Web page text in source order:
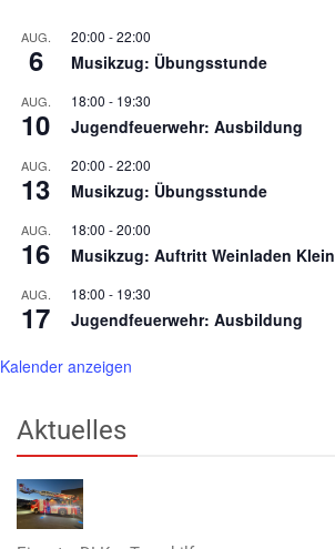
AUG.
6
20:00 -22:00
Musikzug: Übungsstunde
AUG.
10
18:00 - 19:30
Jugendfeuerwehr: Ausbildung
AUG.
13
20:00 -22:00
Musikzug: Übungsstunde
AUG.
16
18:00 -20:00
Musikzug: Auftritt Weinladen Klein
AUG.
17
18:00 - 19:30
Jugendfeuerwehr: Ausbildung
Kalender anzeigen
Aktuelles